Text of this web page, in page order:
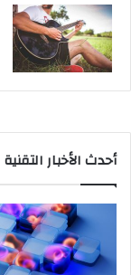
أحدث الأخبار التقنية